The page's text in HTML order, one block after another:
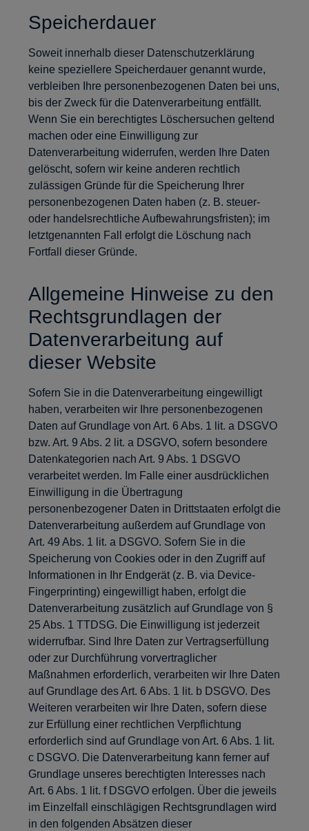
Speicherdauer
Soweit innerhalb dieser Datenschutzerklärung
keine speziellere Speicherdauer genannt wurde,
verbleiben Ihre personenbezogenen Daten bei uns,
bis der Zweck für die Datenverarbeitung entfällt.
Wenn Sie ein berechtigtes Löschersuchen geltend
machen oder eine Einwilligung zur
Datenverarbeitung widerrufen, werden Ihre Daten
gelöscht, sofern wir keine anderen rechtlich
zulässigen Gründe für die Speicherung Ihrer
personenbezogenen Daten haben (z. B. steuer-
oder handelsrechtliche Aufbewahrungsfristen); im
letztgenannten Fall erfolgt die Löschung nach
Fortfall dieser Gründe.
Allgemeine Hinweise zu den
Rechtsgrundlagen der
Datenverarbeitung auf
dieser Website
Sofern Sie in die Datenverarbeitung eingewilligt
haben, verarbeiten wir Ihre personenbezogenen
Daten auf Grundlage von Art. 6 Abs. 1 lit. a DSGVO
bzw. Art. 9 Abs. 2 lit. a DSGVO, sofern besondere
Datenkategorien nach Art. 9 Abs. 1 DSGVO
verarbeitet werden. Im Falle einer ausdrücklichen
Einwilligung in die Übertragung
personenbezogener Daten in Drittstaaten erfolgt die
Datenverarbeitung außerdem auf Grundlage von
Art. 49 Abs. 1 lit. a DSGVO. Sofern Sie in die
Speicherung von Cookies oder in den Zugriff auf
Informationen in Ihr Endgerät (z. B. via Device-
Fingerprinting) eingewilligt haben, erfolgt die
Datenverarbeitung zusätzlich auf Grundlage von §
25 Abs. 1 TTDSG. Die Einwilligung ist jederzeit
widerrufbar. Sind Ihre Daten zur Vertragserfüllung
oder zur Durchführung vorvertraglicher
Maßnahmen erforderlich, verarbeiten wir Ihre Daten
auf Grundlage des Art. 6 Abs. 1 lit. b DSGVO. Des
Weiteren verarbeiten wir Ihre Daten, sofern diese
zur Erfüllung einer rechtlichen Verpflichtung
erforderlich sind auf Grundlage von Art. 6 Abs. 1 lit.
c DSGVO. Die Datenverarbeitung kann ferner auf
Grundlage unseres berechtigten Interesses nach
Art. 6 Abs. 1 lit. f DSGVO erfolgen. Über die jeweils
im Einzelfall einschlägigen Rechtsgrundlagen wird
in den folgenden Absätzen dieser